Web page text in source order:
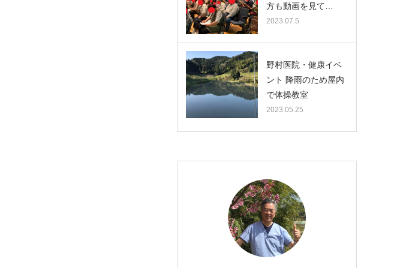
方も動画を見て…
2023.07.5
野村医院・健康イベ
ント 降雨のため屋内
で体操教室
2023.05.25